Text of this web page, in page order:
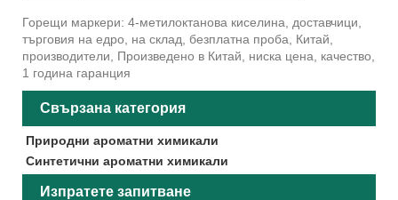
Горещи маркери: 4-метилоктанова киселина, доставчици,
търговия на едро, на склад, безплатна проба, Китай,
производители, Произведено в Китай, ниска цена, качество,
1 година гаранция
Свързана категория
Природни ароматни химикали
Синтетични ароматни химикали
Изпратете запитване